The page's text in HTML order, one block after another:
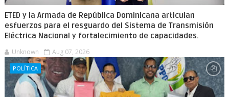
ETED y la Armada de República Dominicana articulan
esfuerzos para el resguardo del Sistema de Transmisión
Eléctrica Nacional y fortalecimiento de capacidades.
Unknown Aug 07, 2026
POLÍTICA